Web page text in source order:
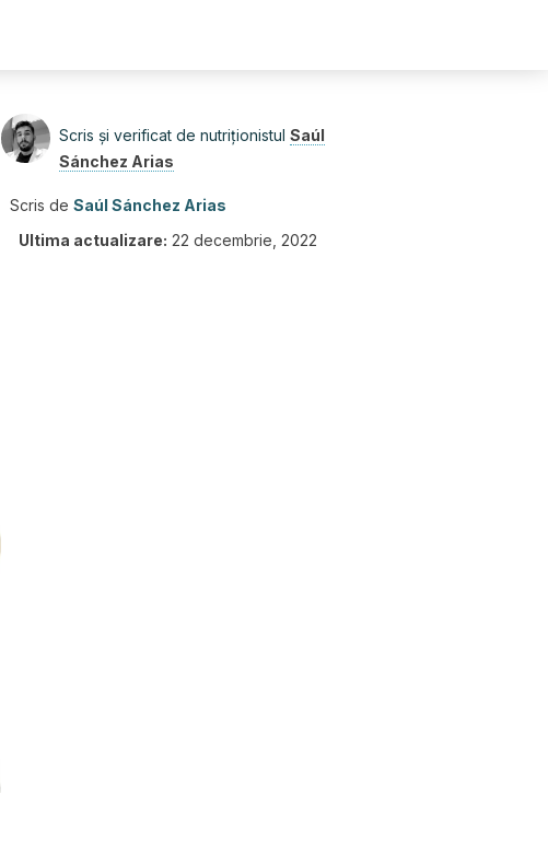
Scris și verificat de nutriționistulSaúl
Sánchez Arias
Scris de Saúl Sánchez Arias
Ultima actualizare: 22 decembrie, 2022